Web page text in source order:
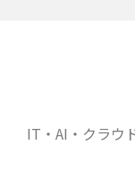
IT・AI・クラウ